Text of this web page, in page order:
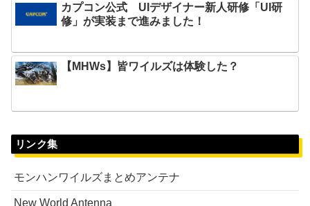
カプコン公式 UIデザイナー新人研修「UI研
修」が実装まで進みました！
【MHWs】皆ワイルズは体験した？
リンク集
モンハンワイルズまとめアンテナ
New World Antenna